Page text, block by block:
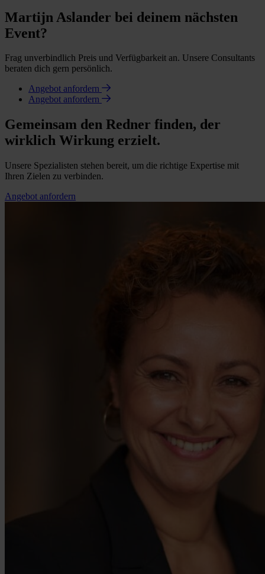
Martijn Aslander bei deinem nächsten
Event?
Frag unverbindlich Preis und Verfügbarkeit an. Unsere Consultants
beraten dich gern persönlich.
Angebot anfordern
Angebot anfordern
Gemeinsam den Redner finden, der
wirklich Wirkung erzielt.
Unsere Spezialisten stehen bereit, um die richtige Expertise mit
Ihren Zielen zu verbinden.
Angebot anfordern